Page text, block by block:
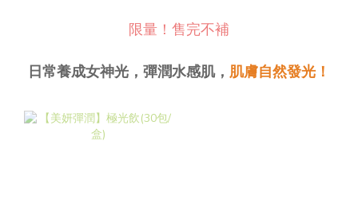
限量！售完不補
日常養成女神光，彈潤水感肌， 肌膚自然發光！